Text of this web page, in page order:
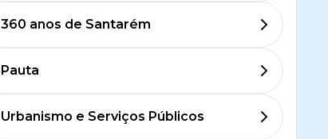
360 anos de Santarém
Pauta
Urbanismo e Serviços Públicos